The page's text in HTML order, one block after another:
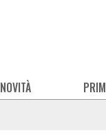
NOVITÀ